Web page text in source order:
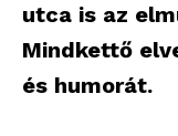
utca is az
Mindkettő
és humorát.